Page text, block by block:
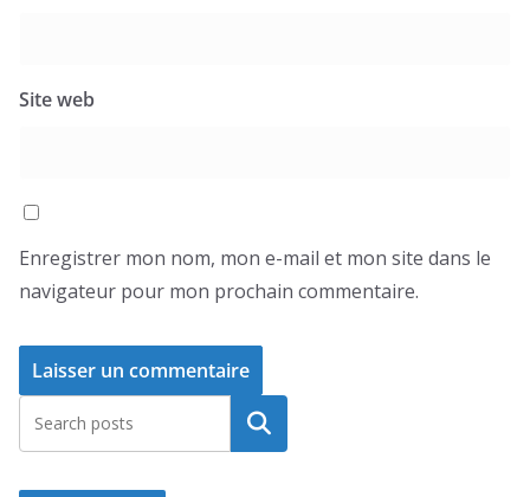
Site web
Enregistrer mon nom, mon e-mail et mon site dans le
navigateur pour mon prochain commentaire.
Rechercher